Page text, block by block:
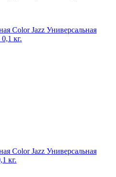
Color Jazz Универсальная
кг.
Color Jazz Универсальная
кг.